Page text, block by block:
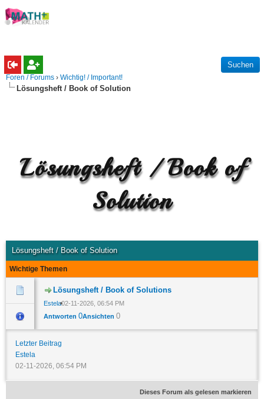
Foren / Forums › Wichtig! / Important!
Lösungsheft / Book of Solution
Lösungsheft / Book of
Solution
Lösungsheft / Book of Solution
Wichtige Themen
Lösungsheft / Book of Solutions
Estela02-11-2026, 06:54 PM
Antworten 0Ansichten 0
Letzter Beitrag
Estela
02-11-2026, 06:54 PM
Dieses Forum als gelesen markieren